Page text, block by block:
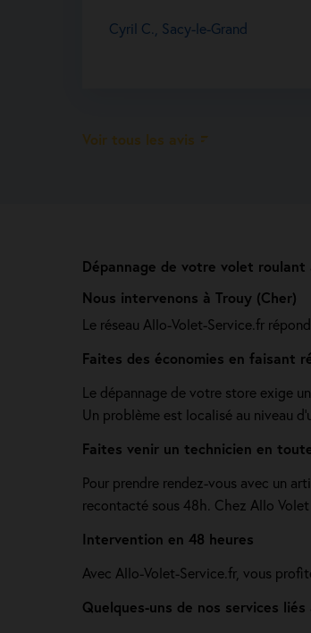
Dépannage de votre volet roulant
Nous intervenons à Trouy (Cher)
Le réseau Allo-Volet-Service.fr
Faites des économies en faisant
Le dépannage de votre store exige
Un problème est localisé au niveau
Faites venir un technicien en
Pour prendre rendez-vous avec un
recontacté sous 48h. Chez Allo
Intervention en 48 heures
Avec Allo-Volet-Service.fr, vous
Quelques-uns de nos services
Cyril C., Sacy-le-Grand
Voir tous les avis